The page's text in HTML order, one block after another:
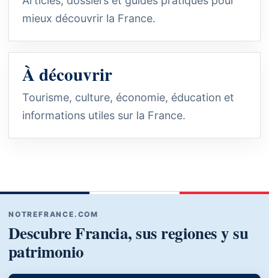
mieux découvrir la France.
À découvrir
Tourisme, culture, économie, éducation et
informations utiles sur la France.
NOTREFRANCE.COM
Descubre Francia, sus regiones y su
patrimonio